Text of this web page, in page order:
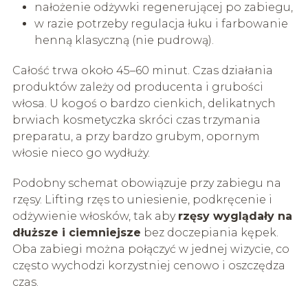
nałożenie odżywki regenerującej po zabiegu,
w razie potrzeby regulacja łuku i farbowanie
henną klasyczną (nie pudrową).
Całość trwa około 45–60 minut. Czas działania
produktów zależy od producenta i grubości
włosa. U kogoś o bardzo cienkich, delikatnych
brwiach kosmetyczka skróci czas trzymania
preparatu, a przy bardzo grubym, opornym
włosie nieco go wydłuży.
Podobny schemat obowiązuje przy zabiegu na
rzęsy. Lifting rzęs to uniesienie, podkręcenie i
odżywienie włosków, tak aby rzęsy wyglądały na
dłuższe i ciemniejsze bez doczepiania kępek.
Oba zabiegi można połączyć w jednej wizycie, co
często wychodzi korzystniej cenowo i oszczędza
czas.